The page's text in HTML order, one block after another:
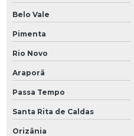
Belo Vale
Pimenta
Rio Novo
Araporã
Passa Tempo
Santa Rita de Caldas
Orizânia